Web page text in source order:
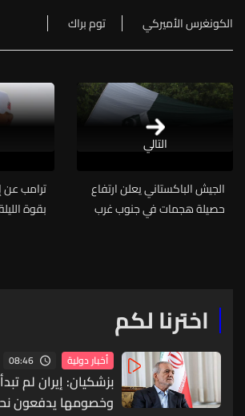
الكونغرس الأميركي
توم براك
التالي
الجيش الباكستاني يعلن ارتفاع
حصيلة هجمات في جنوب غرب
ترامب عن
بقوة
اخترنا لكم
أخبار دولية 08:46
بزشكيان: إيران لم
وخصومها يدفعون